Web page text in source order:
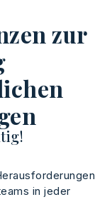
zur
in jeder